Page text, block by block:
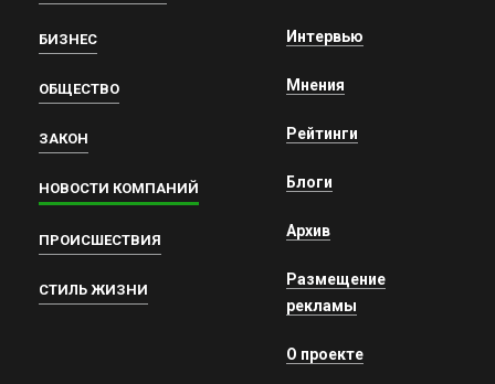
БИЗНЕС
ОБЩЕСТВО
ЗАКОН
НОВОСТИ КОМПАНИЙ
ПРОИСШЕСТВИЯ
СТИЛЬ ЖИЗНИ
Интервью
Мнения
Рейтинги
Блоги
Архив
Размещение
рекламы
О проекте